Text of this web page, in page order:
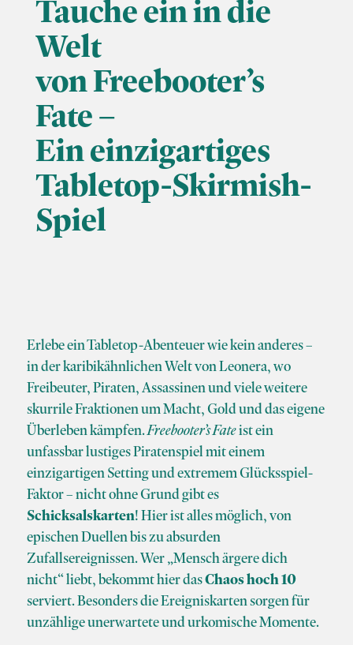
Tauche ein in die
Welt
von Freebooter’s
Fate –
Ein einzigartiges
Tabletop-Skirmish-
Spiel
Erlebe ein Tabletop-Abenteuer wie kein anderes –
in der karibikähnlichen Welt von Leonera, wo
Freibeuter, Piraten, Assassinen und viele weitere
skurrile Fraktionen um Macht, Gold und das eigene
Überleben kämpfen.Freebooter’s Fateist ein
unfassbar lustiges Piratenspiel mit einem
einzigartigen Setting und extremem Glücksspiel-
Faktor – nicht ohne Grund gibt es
Schicksalskarten! Hier ist alles möglich, von
epischen Duellen bis zu absurden
Zufallsereignissen. Wer„Menschärgere dich
nicht“ liebt, bekommt hier dasChaos hoch 10
serviert. Besonders die Ereigniskarten sorgen für
unzählige unerwartete und urkomische Momente.